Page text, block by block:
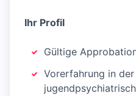
Ihr Profil
Gültige
Vorerfahrung in